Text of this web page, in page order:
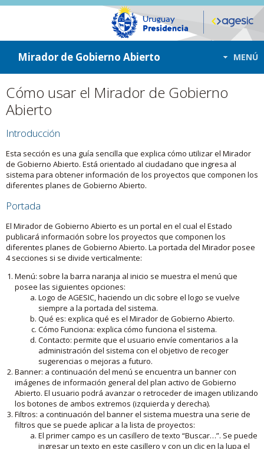
ir a contenido
ir al menú
Mirador de Gobierno Abierto MENÚ
Cómo usar el Mirador de Gobierno
Abierto
Introducción
Esta sección es una guía sencilla que explica cómo utilizar el Mirador
de Gobierno Abierto. Está orientado al ciudadano que ingresa al
sistema para obtener información de los proyectos que componen los
diferentes planes de Gobierno Abierto.
Portada
El Mirador de Gobierno Abierto es un portal en el cual el Estado
publicará información sobre los proyectos que componen los
diferentes planes de Gobierno Abierto. La portada del Mirador posee
4 secciones si se divide verticalmente:
Menú: sobre la barra naranja al inicio se muestra el menú que
posee las siguientes opciones:
Logo de AGESIC, haciendo un clic sobre el logo se vuelve
siempre a la portada del sistema.
Qué es: explica qué es el Mirador de Gobierno Abierto.
Cómo Funciona: explica cómo funciona el sistema.
Contacto: permite que el usuario envíe comentarios a la
administración del sistema con el objetivo de recoger
sugerencias o mejoras a futuro.
Banner: a continuación del menú se encuentra un banner con
imágenes de información general del plan activo de Gobierno
Abierto. El usuario podrá avanzar o retroceder de imagen utilizando
los botones de ambos extremos (izquierda y derecha).
Filtros: a continuación del banner el sistema muestra una serie de
filtros que se puede aplicar a la lista de proyectos:
El primer campo es un casillero de texto “Buscar…”. Se puede
ingresar un texto en este casillero y con un clic en la lupa el